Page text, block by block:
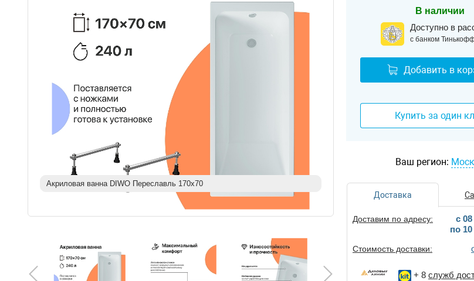
Акриловая ванна DIWO Переславль 170х70
В наличии
Доступно в
с банком
Добавить в
Купить за один
Ваш регион:
Доставка
Доставим по адресу:
c 08
по 10
Стоимость доставки:
+ 8 служб